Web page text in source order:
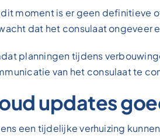
moment is er geen definitieve
dat het consulaat ongeveer
planningen tijdens
van het consulaat te
updates
een tijdelijke verhuizing